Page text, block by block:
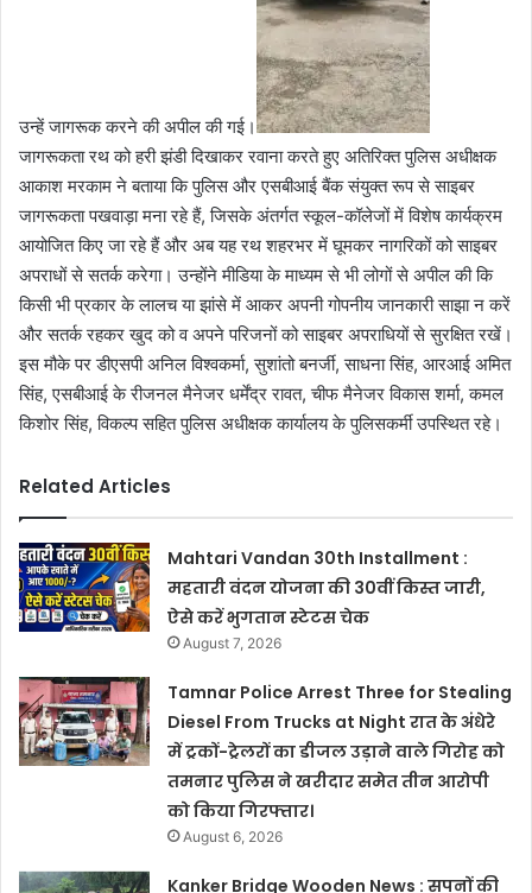
उन्हें जागरूक करने की अपील की गई।
जागरूकता रथ को हरी झंडी दिखाकर रवाना करते हुए अतिरिक्त पुलिस अधीक्षक
आकाश मरकाम ने बताया कि पुलिस और एसबीआई बैंक संयुक्त रूप से साइबर
जागरूकता पखवाड़ा मना रहे हैं, जिसके अंतर्गत स्कूल-कॉलेजों में विशेष कार्यक्रम
आयोजित किए जा रहे हैं और अब यह रथ शहरभर में घूमकर नागरिकों को साइबर
अपराधों से सतर्क करेगा। उन्होंने मीडिया के माध्यम से भी लोगों से अपील की कि
किसी भी प्रकार के लालच या झांसे में आकर अपनी गोपनीय जानकारी साझा न करें
और सतर्क रहकर खुद को व अपने परिजनों को साइबर अपराधियों से सुरक्षित रखें।
इस मौके पर डीएसपी अनिल विश्वकर्मा, सुशांतो बनर्जी, साधना सिंह, आरआई अमित
सिंह, एसबीआई के रीजनल मैनेजर धर्मेंद्र रावत, चीफ मैनेजर विकास शर्मा, कमल
किशोर सिंह, विकल्प सहित पुलिस अधीक्षक कार्यालय के पुलिसकर्मी उपस्थित रहे।
Related Articles
Mahtari Vandan 30th Installment :
महतारी वंदन योजना की 30वीं किस्त जारी,
ऐसे करें भुगतान स्टेटस चेक
August 7, 2026
Tamnar Police Arrest Three for Stealing
Diesel From Trucks at Night रात के अंधेरे
में ट्रकों-ट्रेलरों का डीजल उड़ाने वाले गिरोह को
तमनार पुलिस ने खरीदार समेत तीन आरोपी
को किया गिरफ्तार।
August 6, 2026
Kanker Bridge Wooden News : सपनों की